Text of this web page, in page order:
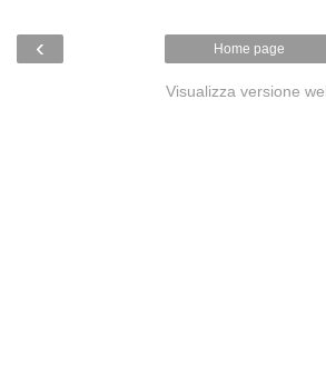
‹ Home page
Visualizza versione